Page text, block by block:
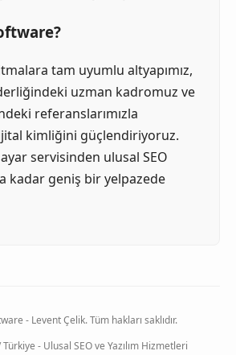
tam uyumlu altyapımız,
uzman kadromuz ve
referanslarımızla
kimliğini güçlendiriyoruz.
servisinden ulusal SEO
kadar geniş bir yelpazede
- Levent Çelik. Tüm hakları saklıdır.
- Ulusal SEO ve Yazılım Hizmetleri